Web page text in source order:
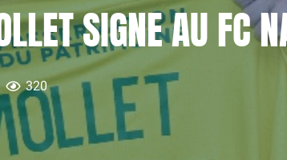
SIGNE AU FC
320